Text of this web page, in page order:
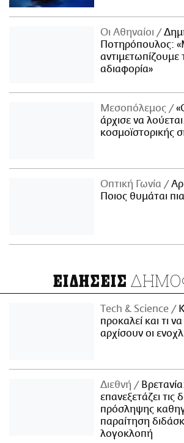
Οι Αθηναίοι
Ποτηρόπουλος:
αντιμετωπίζουμε
αδιαφορία»
Μεσοπόλεμος
άρχισε να
κοσμοϊστορικής
Οπτική Γωνία
Ποιος θυμάται
ΕΙΔΗΣΕΙΣ
Τech & Science
προκαλεί και τι
αρχίσουν οι
Διεθνή
επανεξετάζει τις
πρόσληψης
παραίτηση
λογοκλοπή